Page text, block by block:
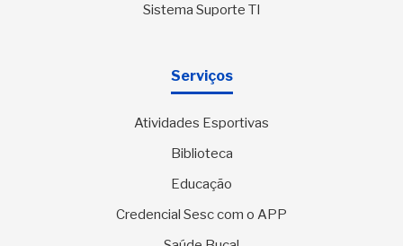
Sistema Suporte TI
Serviços
Atividades Esportivas
Biblioteca
Educação
Credencial Sesc com o APP